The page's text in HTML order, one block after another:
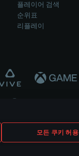
모든 쿠키 허용
플레이어 검색
순위표
리플레이
않습니다..